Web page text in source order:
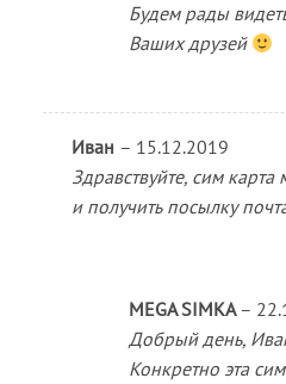
Будем рады
Ваших друзей
Иван – 15.12.2019
Здравствуйте, сим
и получить посылку
MEGA SIMKA –
Добрый день,
Конкретно эта